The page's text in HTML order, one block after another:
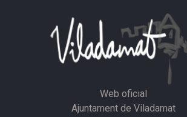
Web oficial
Ajuntament de Viladamat